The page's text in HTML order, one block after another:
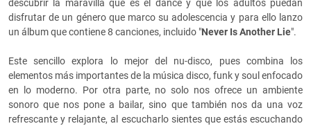
descubrir la maravilla que es el dance y que los adultos puedan
disfrutar de un género que marco su adolescencia y para ello lanzo
un álbum que contiene 8 canciones, incluido "Never Is Another Lie".
Este sencillo explora lo mejor del nu-disco, pues combina los
elementos más importantes de la música disco, funk y soul enfocado
en lo moderno. Por otra parte, no solo nos ofrece un ambiente
sonoro que nos pone a bailar, sino que también nos da una voz
refrescante y relajante, al escucharlo sientes que estás escuchando